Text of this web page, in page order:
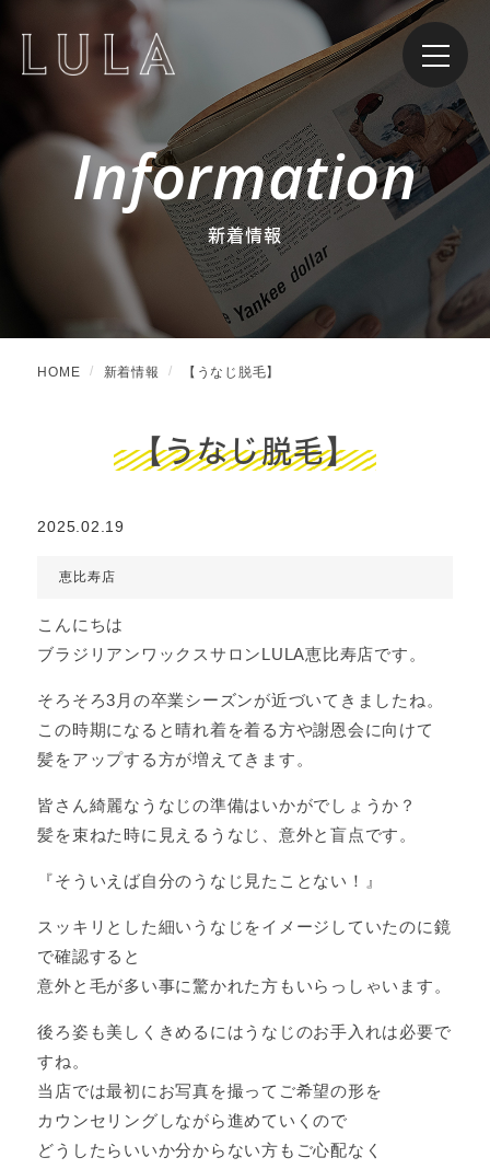
Information
新着情報
HOME 新着情報 【うなじ脱毛】
【うなじ脱毛】
2025.02.19
恵比寿店
こんにちは
ブラジリアンワックスサロンLULA恵比寿店です。
そろそろ3月の卒業シーズンが近づいてきましたね。
この時期になると晴れ着を着る方や謝恩会に向けて
髪をアップする方が増えてきます。
皆さん綺麗なうなじの準備はいかがでしょうか？
髪を束ねた時に見えるうなじ、意外と盲点です。
『そういえば自分のうなじ見たことない！』
スッキリとした細いうなじをイメージしていたのに鏡
で確認すると
意外と毛が多い事に驚かれた方もいらっしゃいます。
後ろ姿も美しくきめるにはうなじのお手入れは必要で
すね。
当店では最初にお写真を撮ってご希望の形を
カウンセリングしながら進めていくので
どうしたらいいか分からない方もご心配なく